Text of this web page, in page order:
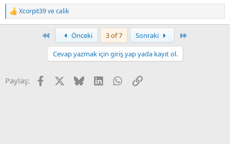
T
e
:
Xcorpit39vecalik
Önceki 3 of 7 Sonraki
Cevap yazmak için giriş yap yada kayıt ol.
Paylaş: Facebook BlueskyLinkedInWhatsApp
Link